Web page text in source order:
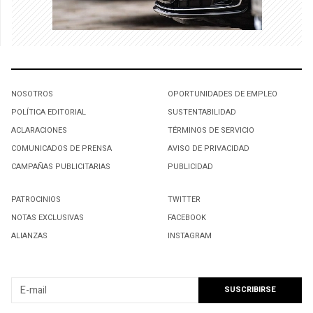
NOSOTROS
POLÍTICA EDITORIAL
ACLARACIONES
COMUNICADOS DE PRENSA
CAMPAÑAS PUBLICITARIAS
OPORTUNIDADES DE EMPLEO
SUSTENTABILIDAD
TÉRMINOS DE SERVICIO
AVISO DE PRIVACIDAD
PUBLICIDAD
PATROCINIOS
NOTAS EXCLUSIVAS
ALIANZAS
TWITTER
FACEBOOK
INSTAGRAM